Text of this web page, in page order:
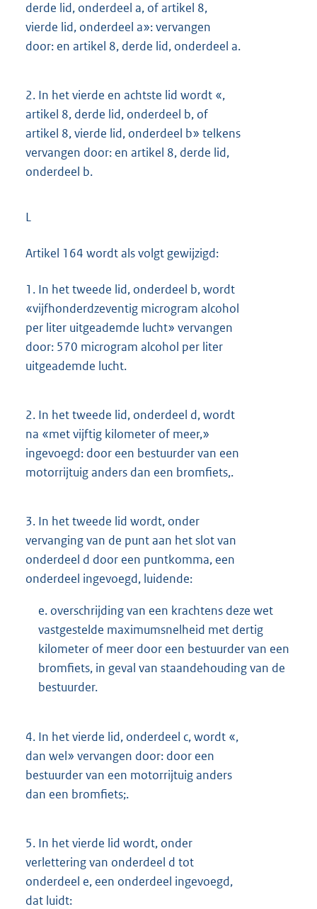
derde lid, onderdeel a, of artikel 8,
vierde lid, onderdeel a»: vervangen
door: en artikel 8, derde lid, onderdeel a.
2. In het vierde en achtste lid wordt «,
artikel 8, derde lid, onderdeel b, of
artikel 8, vierde lid, onderdeel b» telkens
vervangen door: en artikel 8, derde lid,
onderdeel b.
L
Artikel 164 wordt als volgt gewijzigd:
1. In het tweede lid, onderdeel b, wordt
«vijfhonderdzeventig microgram alcohol
per liter uitgeademde lucht» vervangen
door: 570 microgram alcohol per liter
uitgeademde lucht.
2. In het tweede lid, onderdeel d, wordt
na «met vijftig kilometer of meer,»
ingevoegd: door een bestuurder van een
motorrijtuig anders dan een bromfiets,.
3. In het tweede lid wordt, onder
vervanging van de punt aan het slot van
onderdeel d door een puntkomma, een
onderdeel ingevoegd, luidende:
e. overschrijding van een krachtens deze wet
vastgestelde maximumsnelheid met dertig
kilometer of meer door een bestuurder van een
bromfiets, in geval van staandehouding van de
bestuurder.
4. In het vierde lid, onderdeel c, wordt «,
dan wel» vervangen door: door een
bestuurder van een motorrijtuig anders
dan een bromfiets;.
5. In het vierde lid wordt, onder
verlettering van onderdeel d tot
onderdeel e, een onderdeel ingevoegd,
dat luidt: